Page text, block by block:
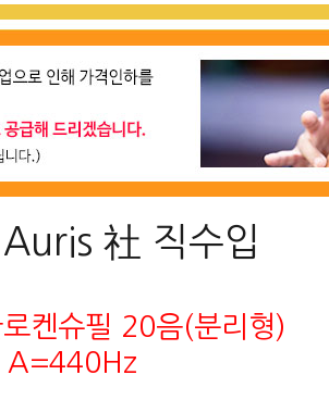
社 직수입
켄슈필 20음(분리형)
A=440Hz